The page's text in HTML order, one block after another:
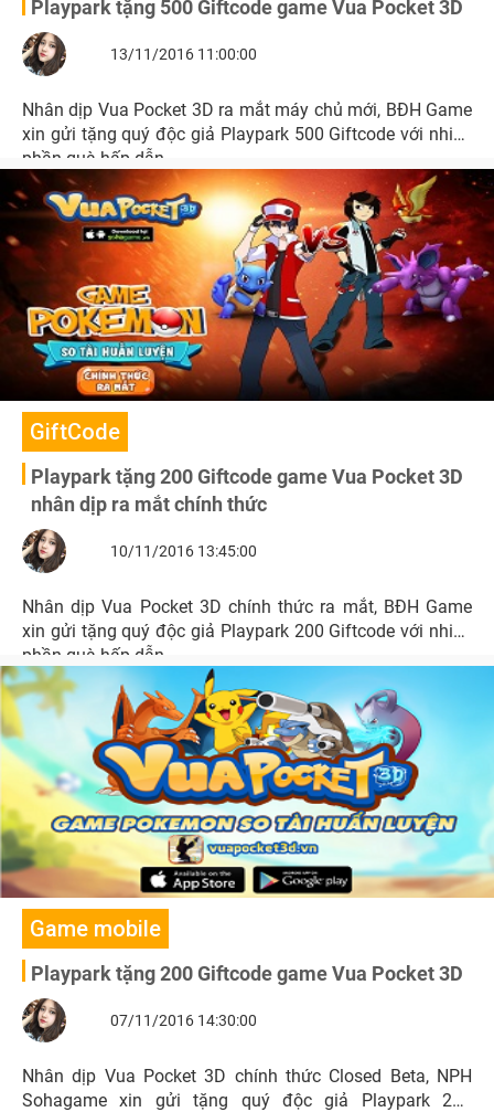
Playpark tặng 500 Giftcode game Vua Pocket 3D
13/11/2016 11:00:00
Nhân dịp Vua Pocket 3D ra mắt máy chủ mới, BĐH Game
xin gửi tặng quý độc giả Playpark 500 Giftcode với nhiều
phần quà hấp dẫn.
GiftCode
Playpark tặng 200 Giftcode game Vua Pocket 3D
nhân dịp ra mắt chính thức
10/11/2016 13:45:00
Nhân dịp Vua Pocket 3D chính thức ra mắt, BĐH Game
xin gửi tặng quý độc giả Playpark 200 Giftcode với nhiều
phần quà hấp dẫn.
Game mobile
Playpark tặng 200 Giftcode game Vua Pocket 3D
07/11/2016 14:30:00
Nhân dịp Vua Pocket 3D chính thức Closed Beta, NPH
Sohagame xin gửi tặng quý độc giả Playpark 200